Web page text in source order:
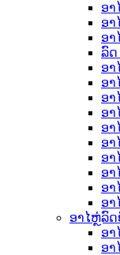
ອາ
ອາ
ອາ
ລົດ
ອາ
ອາ
ອາ
ອາ
ອາ
ອາ
ອາ
ອາ
ອາ
ອາ
ອາໄຫຼ່ລົດ
ອາ
ອາ